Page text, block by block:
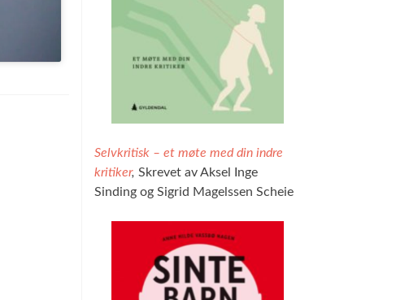
Selvkritisk – et møte med din indre
kritiker, Skrevet av Aksel Inge
Sinding og Sigrid Magelssen Scheie